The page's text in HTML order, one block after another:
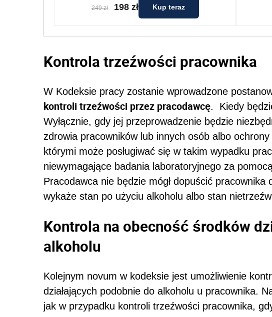
249 zł 198 zł Kup teraz
Kontrola trzeźwości pracownika
W Kodeksie pracy zostanie wprowadzone
kontroli trzeźwości przez pracodawcę. Kiedy
Wyłącznie, gdy jej przeprowadzenie będzie
zdrowia pracowników lub innych osób albo
którymi może posługiwać się w takim wypadku
niewymagające badania laboratoryjnego za
Pracodawca nie będzie mógł dopuścić pracownika
wykaże stan po użyciu alkoholu albo stan
Kontrola na obecność środków
alkoholu
Kolejnym novum w kodeksie jest umożliwienie
działających podobnie do alkoholu u pracownika.
jak w przypadku kontroli trzeźwości pracownika,